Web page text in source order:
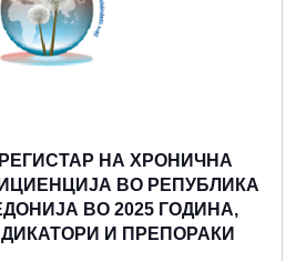
НА ХРОНИЧНА
ВО РЕПУБЛИКА
ВО 2025 ГОДИНА,
И ПРЕПОРАКИ